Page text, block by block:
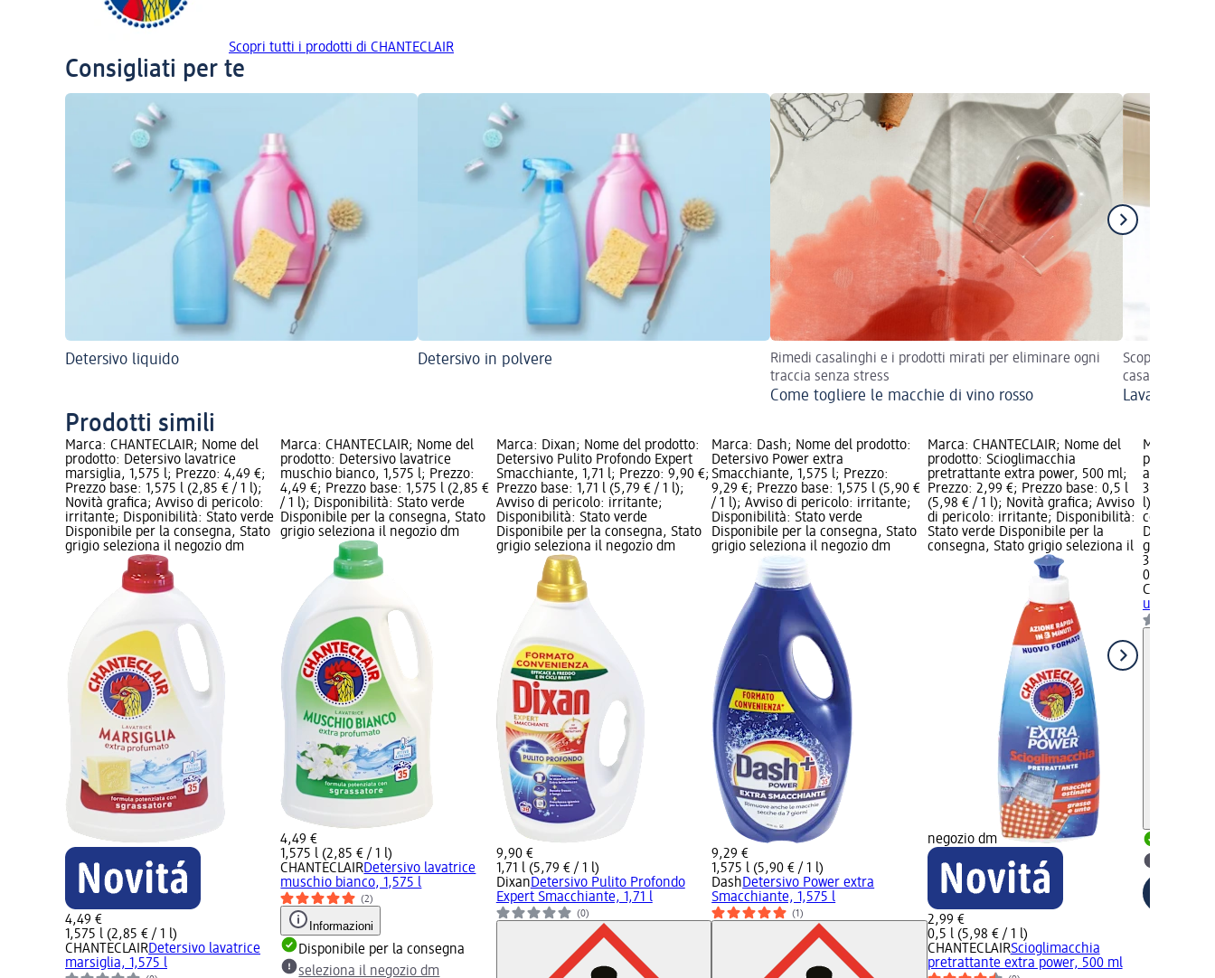
Scopri tutti i prodotti di CHANTECLAIR
Consigliati per te
Detersivo liquido Detersivo in polvere
Rimedi casalinghi e i prodotti mirati per eliminare ogni
traccia senza stress
Come togliere le macchie di vino rosso
Scopri trucchi
casa
Lavare le
Prodotti simili
Marca: CHANTECLAIR; Nome del
prodotto: Detersivo lavatrice
marsiglia, 1,575 l; Prezzo: 4,49 €;
Prezzo base: 1,575 l (2,85 € / 1 l);
Novità grafica; Avviso di pericolo:
irritante; Disponibilità: Stato verde
Disponibile per la consegna, Stato
grigio seleziona il negozio dm
4,49 €
1,575 l (2,85 € / 1 l)
CHANTECLAIRDetersivo lavatrice
marsiglia, 1,575 l
Marca: CHANTECLAIR; Nome del
prodotto: Detersivo lavatrice
muschio bianco, 1,575 l; Prezzo:
4,49 €; Prezzo base: 1,575 l (2,85 €
/ 1 l); Disponibilità: Stato verde
Disponibile per la consegna, Stato
grigio seleziona il negozio dm
4,49 €
1,575 l (2,85 € / 1 l)
CHANTECLAIRDetersivo lavatrice
muschio bianco, 1,575 l
(2)
Informazioni
Disponibile per la consegna
seleziona il negozio dm
Marca: Dixan; Nome del prodotto:
Detersivo Pulito Profondo Expert
Smacchiante, 1,71 l; Prezzo: 9,90 €;
Prezzo base: 1,71 l (5,79 € / 1 l);
Avviso di pericolo: irritante;
Disponibilità: Stato verde
Disponibile per la consegna, Stato
grigio seleziona il negozio dm
9,90 €
1,71 l (5,79 € / 1 l)
DixanDetersivo Pulito Profondo
Expert Smacchiante, 1,71 l
(0)
Marca: Dash; Nome del prodotto:
Detersivo Power extra
Smacchiante, 1,575 l; Prezzo:
9,29 €; Prezzo base: 1,575 l (5,90 €
/ 1 l); Avviso di pericolo: irritante;
Disponibilità: Stato verde
Disponibile per la consegna, Stato
grigio seleziona il negozio dm
9,29 €
1,575 l (5,90 € / 1 l)
DashDetersivo Power extra
Smacchiante, 1,575 l
(1)
Marca: CHANTECLAIR; Nome del
prodotto: Scioglimacchia
pretrattante extra power, 500 ml;
Prezzo: 2,99 €; Prezzo base: 0,5 l
(5,98 € / 1 l); Novità grafica; Avviso
di pericolo: irritante; Disponibilità:
Stato verde Disponibile per la
consegna, Stato grigio seleziona il
negozio dm
2,99 €
0,5 l (5,98 € / 1 l)
CHANTECLAIRScioglimacchia
pretrattante extra power, 500 ml
Marca:
prodotto:
alla
3,49 €;
l); Avviso
corrosiva;
Disponibile
grigio
3,49 €
0,7 l (4,99
universale